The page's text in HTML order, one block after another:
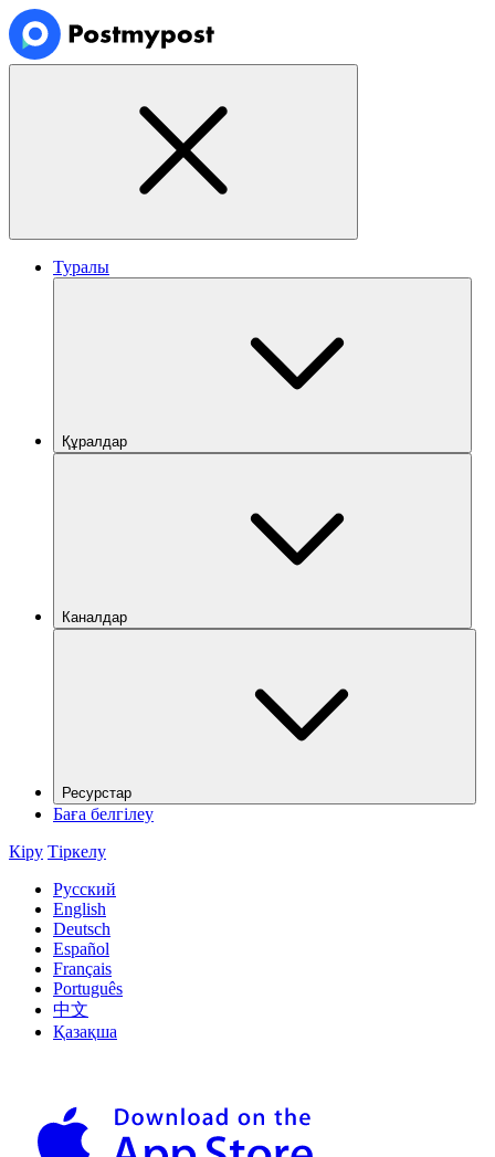
Туралы
Құралдар
Каналдар
Ресурстар
Баға белгілеу
Кіру Тіркелу
Русский
English
Deutsch
Español
Français
Português
中文
Қазақша